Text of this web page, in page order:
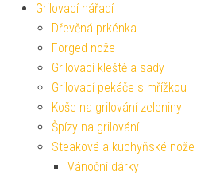
Grilovací nářadí
Dřevěná prkénka
Forged nože
Grilovací kleště a sady
Grilovací pekáče s mřížkou
Koše na grilování zeleniny
Špízy na grilování
Steakové a kuchyňské nože
Vánoční dárky